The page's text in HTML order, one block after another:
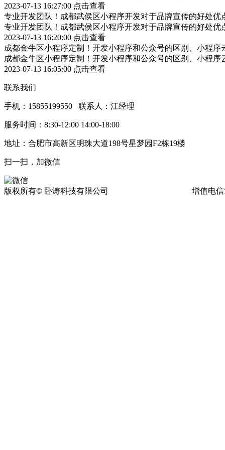
2023-07-13 16:27:00 点击查看
专业开发团队！成都武侯区小程序开发对于品牌宣传的好处优
专业开发团队！成都武侯区小程序开发对于品牌宣传的好处优
2023-07-13 16:20:00 点击查看
成都金牛区小程序定制！开发小程序和公众号的区别、小程
成都金牛区小程序定制！开发小程序和公众号的区别、小程
2023-07-13 16:05:00 点击查看
联系我们
手机：15855199550 联系人：江经理
服务时间：8:30-12:00 14:00-18:00
地址：合肥市高新区明珠大道198号星梦园F2栋19楼
扫一扫，加微信
版权所有© 卧涛科技有限公司 增值电